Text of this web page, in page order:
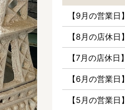
【9月の営業日】
【8月の店休日】
【7月の店休日】
【6月の営業日】
【5月の営業日】